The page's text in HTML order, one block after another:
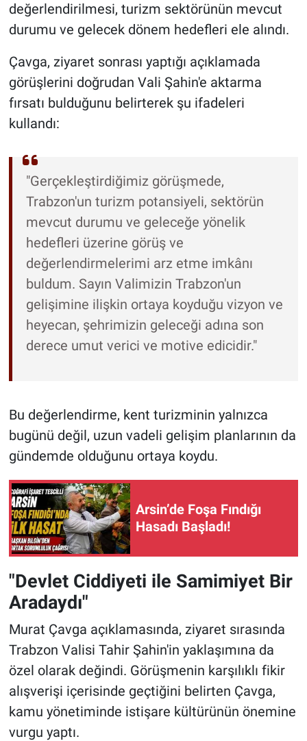
değerlendirilmesi, turizm sektörünün mevcut
durumu ve gelecek dönem hedefleri ele alındı.
Çavga, ziyaret sonrası yaptığı açıklamada
görüşlerini doğrudan Vali Şahin'e aktarma
fırsatı bulduğunu belirterek şu ifadeleri
kullandı:
"Gerçekleştirdiğimiz görüşmede,
Trabzon'un turizm potansiyeli, sektörün
mevcut durumu ve geleceğe yönelik
hedefleri üzerine görüş ve
değerlendirmelerimi arz etme imkânı
buldum. Sayın Valimizin Trabzon'un
gelişimine ilişkin ortaya koyduğu vizyon ve
heyecan, şehrimizin geleceği adına son
derece umut verici ve motive edicidir."
Bu değerlendirme, kent turizminin yalnızca
bugünü değil, uzun vadeli gelişim planlarının da
gündemde olduğunu ortaya koydu.
Arsin’de Foşa Fındığı
Hasadı Başladı!
"Devlet Ciddiyeti ile Samimiyet Bir
Aradaydı"
Murat Çavga açıklamasında, ziyaret sırasında
Trabzon Valisi Tahir Şahin'in yaklaşımına da
özel olarak değindi. Görüşmenin karşılıklı fikir
alışverişi içerisinde geçtiğini belirten Çavga,
kamu yönetiminde istişare kültürünün önemine
vurgu yaptı.